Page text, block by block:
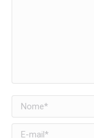
Nome *
E-mail *